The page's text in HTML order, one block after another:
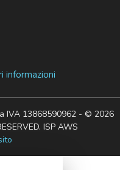
informazioni
IVA 13868590962 - © 2026
ISP AWS